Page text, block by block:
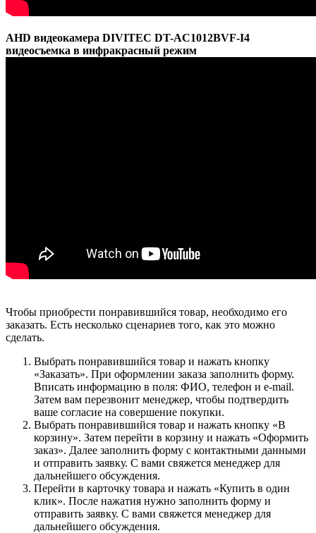
AHD видеокамера DIVITEC DT-AC1012BVF-I4
видеосъемка в инфракрасный режим
Чтобы приобрести понравившийся товар, необходимо его
заказать. Есть несколько сценариев того, как это можно
сделать.
Выбрать понравившийся товар и нажать кнопку
«Заказать». При оформлении заказа заполнить форму.
Вписать информацию в поля: ФИО, телефон и e-mail.
Затем вам перезвонит менеджер, чтобы подтвердить
ваше согласие на совершение покупки.
Выбрать понравившийся товар и нажать кнопку «В
корзину». Затем перейти в корзину и нажать «Оформить
заказ». Далее заполнить форму с контактными данными
и отправить заявку. С вами свяжется менеджер для
дальнейшего обсуждения.
Перейти в карточку товара и нажать «Купить в один
клик». После нажатия нужно заполнить форму и
отправить заявку. С вами свяжется менеджер для
дальнейшего обсуждения.